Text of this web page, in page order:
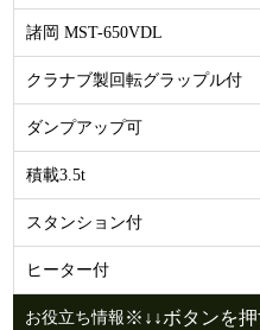
諸岡 MST-650VDL
クラナブ製回転グラップル付
ダンプアップ可
積載3.5t
スタンション付
ヒーター付
お役立ち情報 ※↓↓ボタンを押